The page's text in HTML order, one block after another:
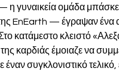
γυναικεία ομάδα
EnEarth — έγραψαν ένα
κατάμεστο κλειστό
καρδιάς έμοιαζε να
έναν συγκλονιστικό